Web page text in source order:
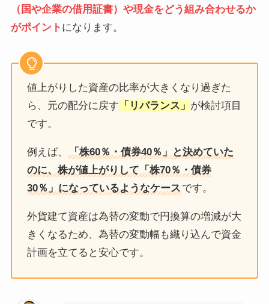
（国や企業の借用証書）や現金をどう組み合わせるか
がポイント になります。
値上がりした資産の比率が大きくなり過ぎた
ら、元の配分に戻す 「リバランス」 が検討項目
です。
例えば、
「株60％・債券40％」と決めていた
のに、株が値上がりして「株70％・債券
30％」になっているようなケース です。
外貨建て資産は為替の変動で円換算の増減が大
きくなるため、為替の変動幅も織り込んで資金
計画を立てると安心です。